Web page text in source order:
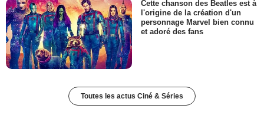
Cette chanson des Beatles est à
l'origine de la création d'un
personnage Marvel bien connu
et adoré des fans
Toutes les actus Ciné & Séries